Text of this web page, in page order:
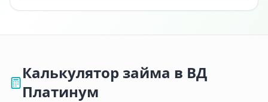
Калькулятор займа в ВД
Платинум